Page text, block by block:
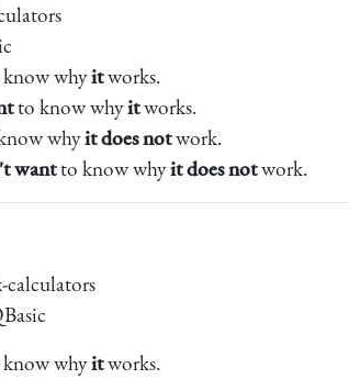
whyitworks.
to know whyitworks.
whyit does notwork.
wantto know whyit does notwork.
calculators
whyitworks.